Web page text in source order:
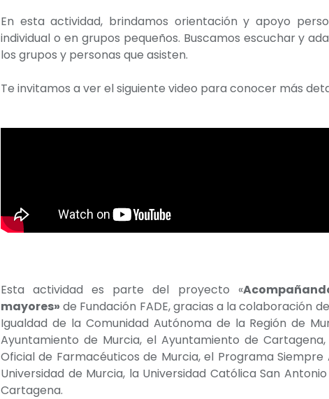
En esta actividad, brindamos orientación y apoyo
individual o en grupos pequeños. Buscamos escuchar y
los grupos y personas que asisten.
Te invitamos a ver el siguiente video para conocer más
Esta actividad es parte del proyecto «
mayores» de Fundación FADE, gracias a la colaboración
Igualdad de la Comunidad Autónoma de la Región de
Ayuntamiento de Murcia, el Ayuntamiento de
Oficial de Farmacéuticos de Murcia, el Programa Siempre
Universidad de Murcia, la Universidad Católica San
Cartagena.